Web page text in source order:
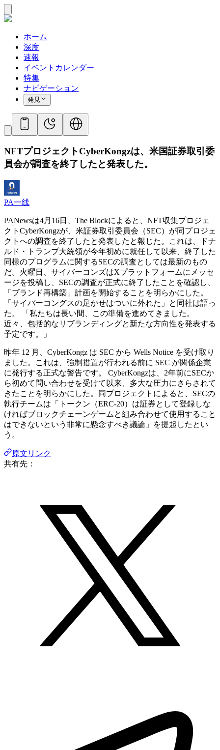
ホーム
深度
速報
イベントカレンダー
特集
ナビゲーション
発見
NFTプロジェクトCyber​​Kongzは、米国証券取引委
員会が調査を終了したと発表した。
PA一线
PANewsは4月16日、The Blockによると、NFT収集プロジェ
クトCyber​​Kongzが、米証券取引委員会（SEC）が同プロジェ
クトへの調査を終了したと発表したと報じた。これは、ドナ
ルド・トランプ大統領が今年初めに就任して以来、終了した
同様のプログラムに関するSECの調査としては最新のもの
だ。火曜日、サイバーコンズはXプラットフォームにメッセ
ージを投稿し、SECの調査が正式に終了したことを確認し、
「ブランド再構築」計画を開始することを明らかにした。
「サイバーコングスの足かせはついに外れた」と同社は語っ
た。 「私たちは長い間、この準備を進めてきました。
近々、包括的なリブランディングと新たな方向性を発表する
予定です。」
昨年 12 月、Cyber​​Kongz は SEC から Wells Notice を受け取り
ました。これは、強制措置が行われる前に SEC が関係企業
に発行する正式な警告です。 Cyber​​Kongzは、2年前にSECか
ら初めて問い合わせを受けて以来、多大な圧力にさらされて
きたことを明らかにした。同プロジェクトによると、SECの
執行チームは「トークン（ERC-20）は証券として登録しな
ければブロックチェーンゲームと組み合わせて使用​​すること
はできないという非常に懸念すべき議論」を提起したとい
う。
原文リンク
共有先：